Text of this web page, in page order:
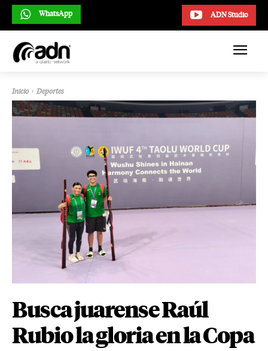
ADN Studio
WhatsApp
Inicio Deportes
Busca juarense Raúl
Rubio la gloria en la Copa